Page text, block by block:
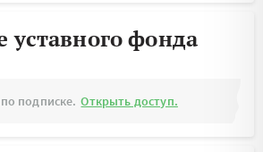
уставного фонда
подписке. Открыть доступ.